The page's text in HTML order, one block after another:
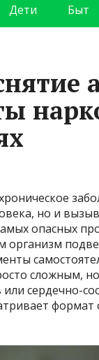
Дети Быт
но и
опасных
организм
сложным,
сердечно-